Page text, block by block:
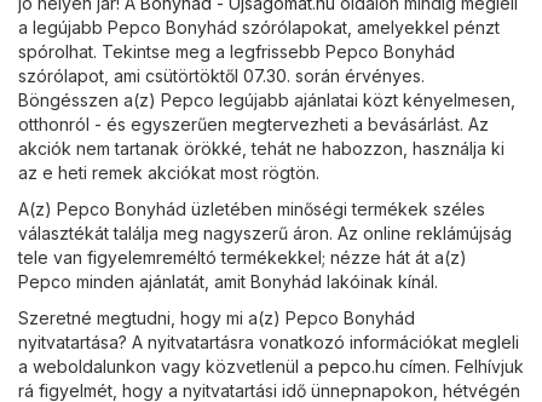
a legújabb Pepco Bonyhád szórólapokat, amelyekkel pénzt
spórolhat. Tekintse meg a legfrissebb Pepco Bonyhád
szórólapot, ami csütörtöktől 07.30. során érvényes.
Böngésszen a(z) Pepco legújabb ajánlatai közt kényelmesen,
otthonról - és egyszerűen megtervezheti a bevásárlást. Az
akciók nem tartanak örökké, tehát ne habozzon, használja ki
az e heti remek akciókat most rögtön.
A(z) Pepco Bonyhád üzletében minőségi termékek széles
választékát találja meg nagyszerű áron. Az online reklámújság
tele van figyelemreméltó termékekkel; nézze hát át a(z)
Pepco minden ajánlatát, amit Bonyhád lakóinak kínál.
Szeretné megtudni, hogy mi a(z) Pepco Bonyhád
nyitvatartása? A nyitvatartásra vonatkozó információkat megleli
a weboldalunkon vagy közvetlenül a pepco.hu címen. Felhívjuk
rá figyelmét, hogy a nyitvatartási idő ünnepnapokon, hétvégén